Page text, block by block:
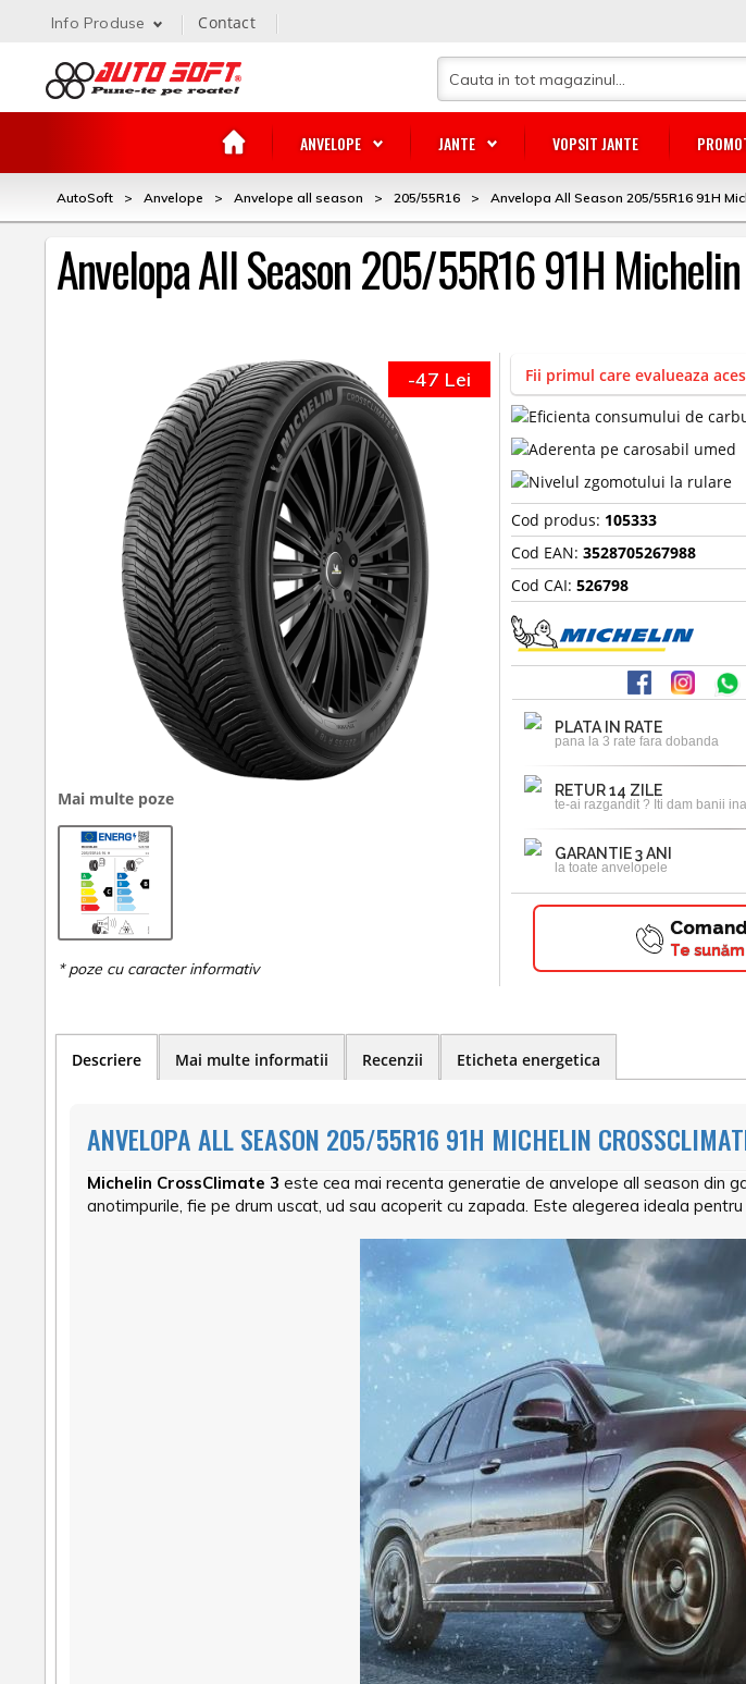
ANVELOPE JANTE VOPSIT JANTE
Info Produse Contact
AutoSoft > Anvelope > Anvelope all season > 205/55R16 > Anvelopa All Season 205/55R16 91H
Anvelopa All Season 205/55R16 91H
Mai multe poze
-47 Lei Fii primul care evalueaza
Cod produs: 105333
Cod EAN:3528705267988
Cod CAI:526798
PLATA IN RATE
pana la 3 rate fara dobanda
RETUR 14 ZILE
te-ai razgandit ? Iti dam banii
GARANTIE 3 ANI
la toate anvelopele
Te
Descriere Mai multe informatii Recenzii Eticheta energetica
ANVELOPA ALL SEASON 205/55R16 91H MICHELIN
Michelin CrossClimate 3 este cea mai recenta generatie de anvelope all season din
anotimpurile, fie pe drum uscat, ud sau acoperit cu zapada. Este alegerea ideala